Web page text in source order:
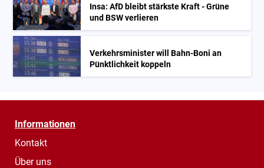
Insa: AfD bleibt stärkste Kraft - Grüne
und BSW verlieren
Verkehrsminister will Bahn-Boni an
Pünktlichkeit koppeln
Informationen
Kontakt
Über uns